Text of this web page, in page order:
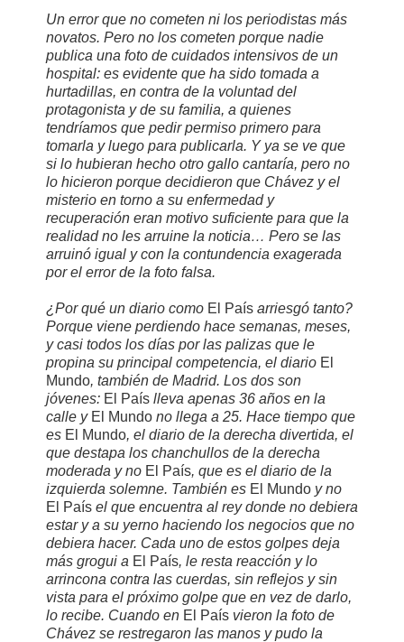
Un error que no cometen ni los periodistas más
novatos. Pero no los cometen porque nadie
publica una foto de cuidados intensivos de un
hospital: es evidente que ha sido tomada a
hurtadillas, en contra de la voluntad del
protagonista y de su familia, a quienes
tendríamos que pedir permiso primero para
tomarla y luego para publicarla. Y ya se ve que
si lo hubieran hecho otro gallo cantaría, pero no
lo hicieron porque decidieron que Chávez y el
misterio en torno a su enfermedad y
recuperación eran motivo suficiente para que la
realidad no les arruine la noticia… Pero se las
arruinó igual y con la contundencia exagerada
por el error de la foto falsa.
¿Por qué un diario como El País arriesgó tanto?
Porque viene perdiendo hace semanas, meses,
y casi todos los días por las palizas que le
propina su principal competencia, el diario El
Mundo, también de Madrid. Los dos son
jóvenes: El País lleva apenas 36 años en la
calle y El Mundo no llega a 25. Hace tiempo que
es El Mundo, el diario de la derecha divertida, el
que destapa los chanchullos de la derecha
moderada y no El País, que es el diario de la
izquierda solemne. También es El Mundo y no
El País el que encuentra al rey donde no debiera
estar y a su yerno haciendo los negocios que no
debiera hacer. Cada uno de estos golpes deja
más grogui a El País, le resta reacción y lo
arrincona contra las cuerdas, sin reflejos y sin
vista para el próximo golpe que en vez de darlo,
lo recibe. Cuando en El País vieron la foto de
Chávez se restregaron las manos y pudo la